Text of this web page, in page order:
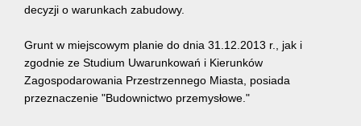
decyzji o warunkach zabudowy.
Grunt w miejscowym planie do dnia 31.12.2013 r., jak i
zgodnie ze Studium Uwarunkowań i Kierunków
Zagospodarowania Przestrzennego Miasta, posiada
przeznaczenie "Budownictwo przemysłowe."